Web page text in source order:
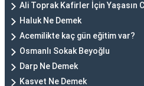
Ali Toprak Kafirler İçin Yaşasın
Haluk Ne Demek
Acemilikte kaç gün eğitim var?
Osmanlı Sokak Beyoğlu
Darp Ne Demek
Kasvet Ne Demek